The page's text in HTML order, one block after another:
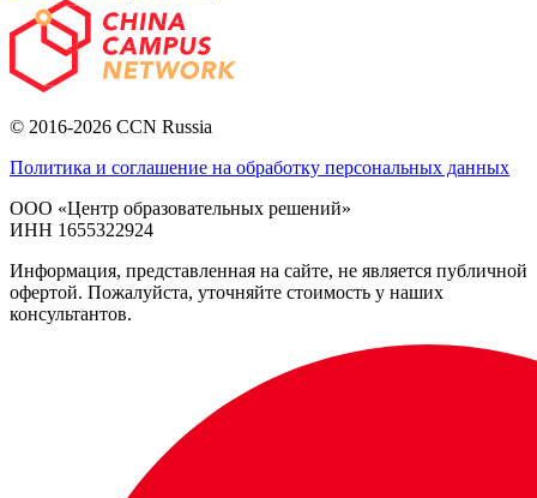
© 2016-2026 CCN Russia
Политика и соглашение на обработку персональных данных
ООО «Центр образовательных решений»
ИНН 1655322924
Информация, представленная на сайте, не является публичной
офертой. Пожалуйста, уточняйте стоимость у наших
консультантов.